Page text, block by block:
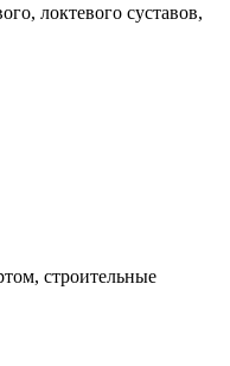
локтевого суставов,
строительные